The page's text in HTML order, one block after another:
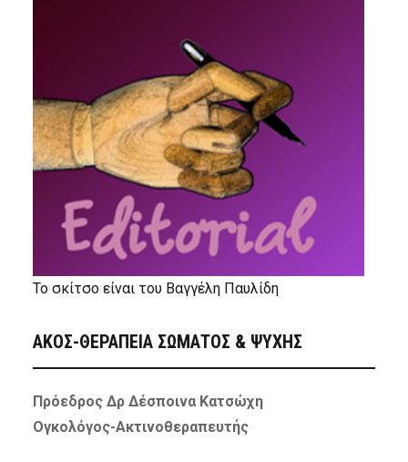
Το σκίτσο είναι του Βαγγέλη Παυλίδη
ΑΚΟΣ-ΘΕΡΑΠΕΙΑ ΣΩΜΑΤΟΣ & ΨΥΧΗΣ
Πρόεδρος Δρ Δέσποινα Κατσώχη
Ογκολόγος-Ακτινοθεραπευτής